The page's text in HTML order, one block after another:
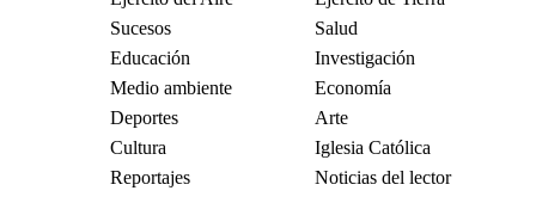
Sucesos
Salud
Educación
Investigación
Medio ambiente
Economía
Deportes
Arte
Cultura
Iglesia Católica
Reportajes
Noticias del lector